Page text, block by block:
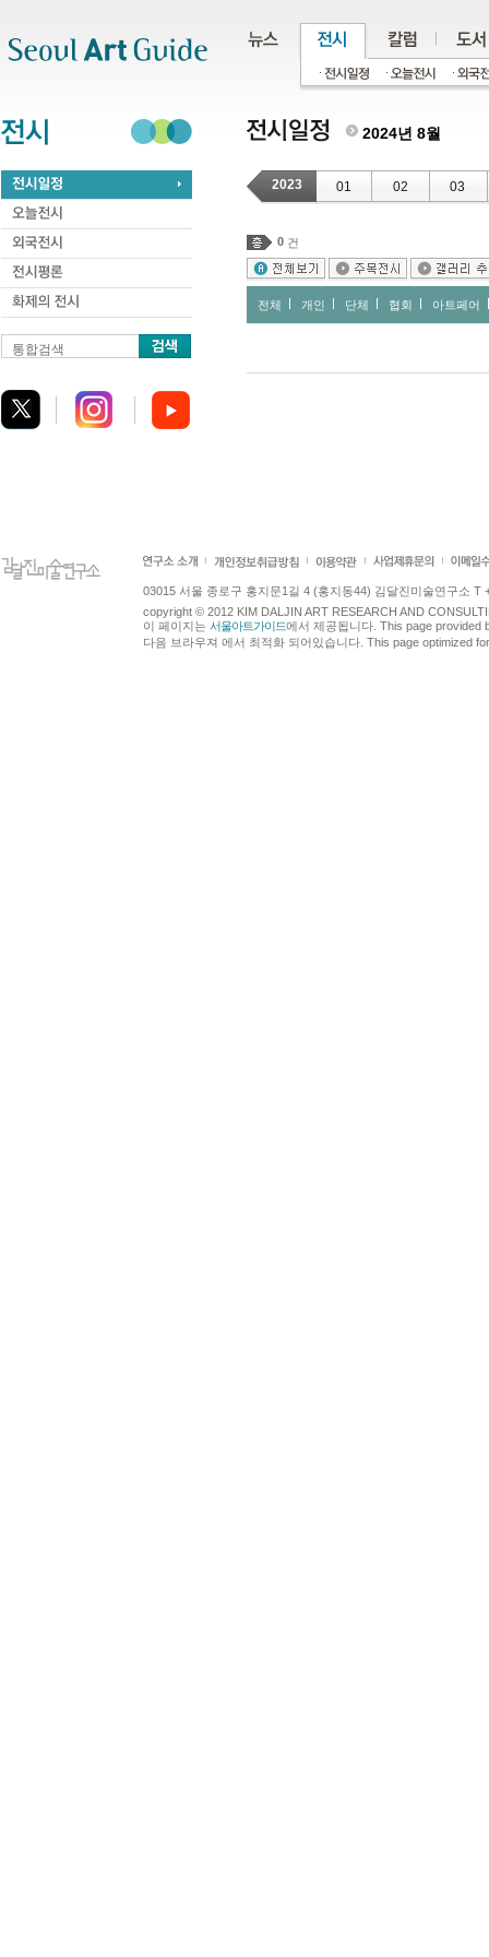
통합검색
2024년 8월
2023 01 02 03
0 건
전체 개인 단체 협회 아트페어
03015 서울 종로구 홍지문1길 4 (홍지동44) 김달진미술연구소 T
copyright © 2012 KIM DALJIN ART RESEARCH AND
이 페이지는 서울아트가이드에서 제공됩니다. This page provided
다음 브라우져 에서 최적화 되어있습니다. This page optimized